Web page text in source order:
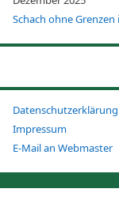
Schach ohne
Datenschutzerklärung
Impressum
E-Mail an Webmaster